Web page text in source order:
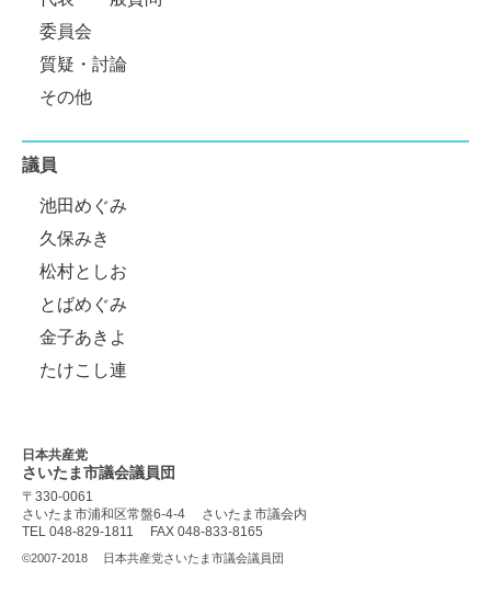
委員会
質疑・討論
その他
議員
池田めぐみ
久保みき
松村としお
とばめぐみ
金子あきよ
たけこし連
日本共産党
さいたま市議会議員団
〒330-0061
さいたま市浦和区常盤6-4-4
さいたま市議会内
TEL 048-829-1811
FAX 048-833-8165
©2007-2018 日本共産党さいたま市議会議員団